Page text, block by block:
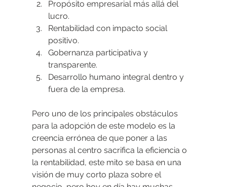
Propósito empresarial más allá del
lucro.
Rentabilidad con impacto social
positivo.
Gobernanza participativa y
transparente.
Desarrollo humano integral dentro y
fuera de la empresa.
Pero uno de los principales obstáculos
para la adopción de este modelo es la
creencia errónea de que poner a las
personas al centro sacrifica la eficiencia o
la rentabilidad, este mito se basa en una
visión de muy corto plaza sobre el